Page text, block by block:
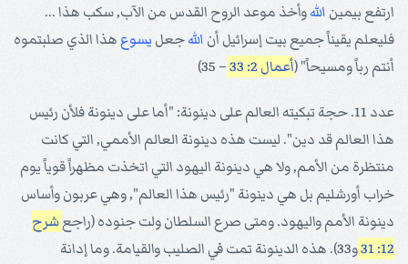
ارتفع بيمين اللهوأخذ موعد الروح القدس من الآب, سكب هذا ...
فليعلم يقيناً جميع بيت إسرائيل أن اللهجعل يسوع هذا الذي صلبتموه
أنتم رباً ومسيحاً" (أعمال 2: 33 – 35)
عدد 11. حجة تبكيته العالم على دينونة: "أما على دينونة فلأن رئيس
هذا العالم قد دين". ليست هذه دينونة العالم الأممي, التي كانت
منتظرة من الأمم, ولا هي دينونة اليهود التي اتخذت مظهراً قوياً يوم
خراب أورشليم بل هي دينونة "رئيس هذا العالم", وهي عربون وأساس
دينونة الأمم واليهود. ومتى صرع السلطان ولت جنوده (راجعشرح
12: 31
و33). هذه الدينونة تمت في الصليب والقيامة. وما إدانة